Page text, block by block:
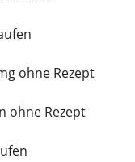
ohne Rezept
ohne Rezept